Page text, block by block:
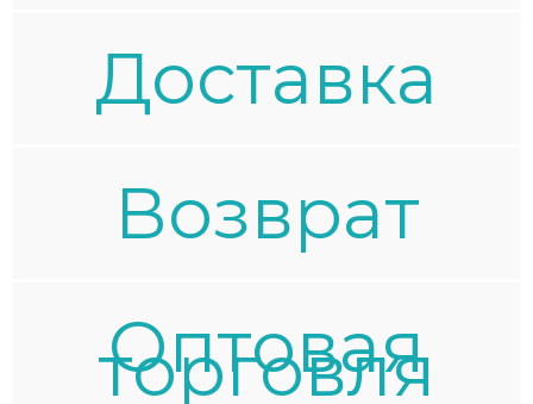
Доставка
Возврат
Оптовая
торговля